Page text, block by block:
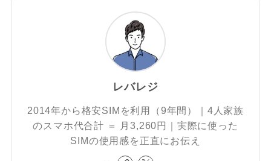
レバレジ
2014年から格安SIMを利用（9年間）｜4人家族
のスマホ代合計 ＝ 月3,260円｜実際に使った
SIMの使用感を正直にお伝え